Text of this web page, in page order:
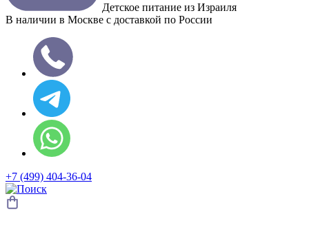
Детское питание из Израиля
В наличии в Москве с доставкой по России
+7 (499) 404-36-04